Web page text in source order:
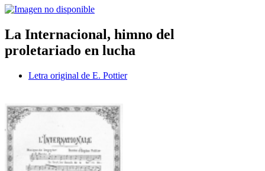
La Internacional, himno del
proletariado en lucha
Letra original de E. Pottier